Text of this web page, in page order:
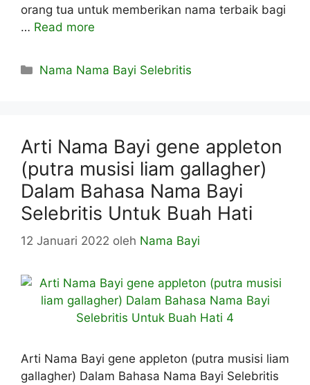
orang tua untuk memberikan nama terbaik bagi
… Read more
Kategori
Nama Nama Bayi Selebritis
Arti Nama Bayi gene appleton
(putra musisi liam gallagher)
Dalam Bahasa Nama Bayi
Selebritis Untuk Buah Hati
12 Januari 2022 oleh Nama Bayi
Arti Nama Bayi gene appleton (putra musisi liam
gallagher) Dalam Bahasa Nama Bayi Selebritis